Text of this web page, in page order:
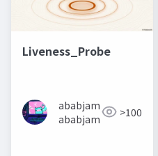
Liveness_Probe
ababjam
ababjam
>100